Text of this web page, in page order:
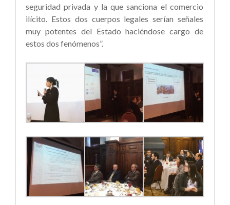
seguridad privada y la que sanciona el comercio
ilícito. Estos dos cuerpos legales serían señales
muy potentes del Estado haciéndose cargo de
estos dos fenómenos”.